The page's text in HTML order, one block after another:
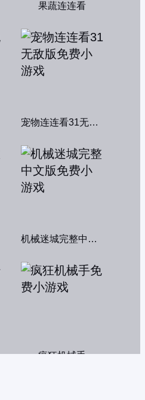
果蔬连连看
宠物连连看31无敌版
机械迷城完整中文版
疯狂机械手